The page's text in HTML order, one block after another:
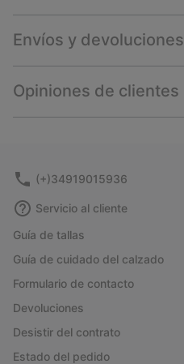
Envíos y devoluciones
Opiniones de clientes
(+)34919015936
Servicio al cliente
Guía de tallas
Guía de cuidado del calzado
Formulario de contacto
Devoluciones
Desistir del contrato
Estado del pedido